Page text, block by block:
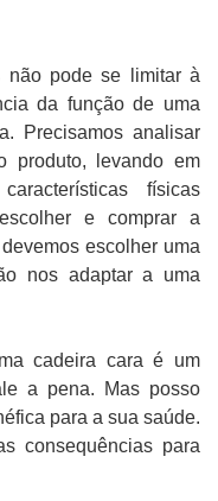
não pode se limitar à
da função de uma
Precisamos analisar
produto, levando em
físicas
e comprar a
escolher uma
nos adaptar a uma
cadeira cara é um
a pena. Mas posso
para a sua saúde.
consequências para